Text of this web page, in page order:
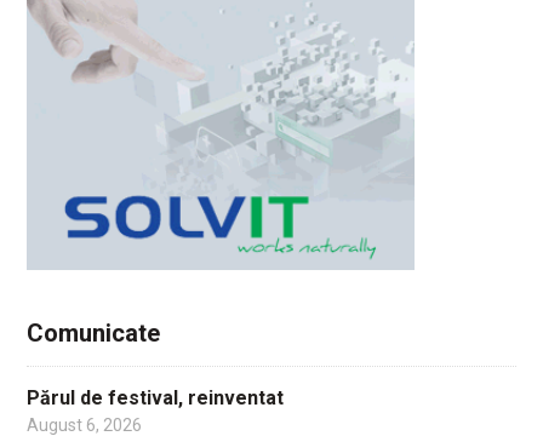
Comunicate
Părul de festival, reinventat
August 6, 2026